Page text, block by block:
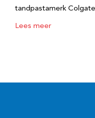
tandpastamerk
Lees meer